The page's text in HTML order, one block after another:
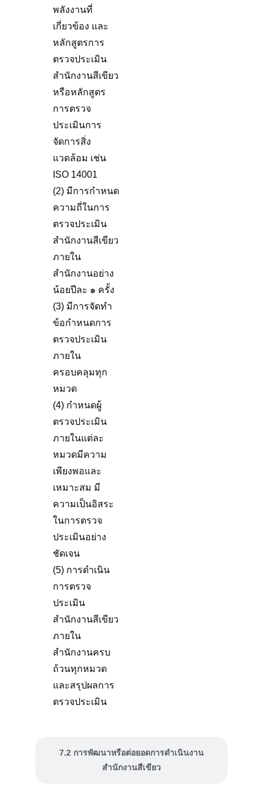
7.2 การพัฒนาหรือต่อยอดการดำเนินงาน
สำนักงานสีเขียว
พลังงานที่
เกี่ยวข้อง และ
หลักสูตรการ
ตรวจประเมิน
สำนักงานสีเขียว
หรือหลักสูตร
การตรวจ
ประเมินการ
จัดการสิ่ง
แวดล้อม เช่น
ISO 14001
(2) มีการกำหนด
ความถี่ในการ
ตรวจประเมิน
สำนักงานสีเขียว
ภายใน
สำนักงานอย่าง
น้อยปีละ ๑ ครั้ง
(3) มีการจัดทำ
ข้อกำหนดการ
ตรวจประเมิน
ภายใน
ครอบคลุมทุก
หมวด
(4) กำหนดผู้
ตรวจประเมิน
ภายในแต่ละ
หมวดมีความ
เพียงพอและ
เหมาะสม มี
ความเป็นอิสระ
ในการตรวจ
ประเมินอย่าง
ชัดเจน
(5) การดำเนิน
การตรวจ
ประเมิน
สำนักงานสีเขียว
ภายใน
สำนักงานครบ
ถ้วนทุกหมวด
และสรุปผลการ
ตรวจประเมิน